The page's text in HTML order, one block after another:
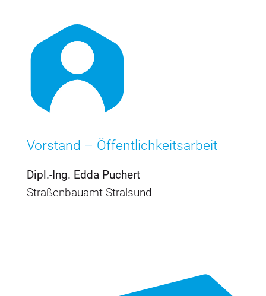
Vorstand – Öffentlichkeitsarbeit
Dipl.-Ing. Edda Puchert
Straßenbauamt Stralsund